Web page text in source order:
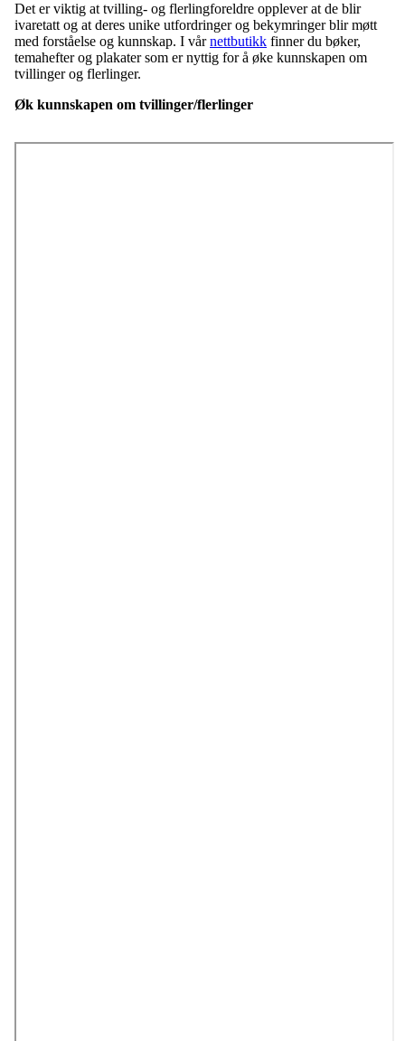
Det er viktig at tvilling- og flerlingforeldre opplever at de blir
ivaretatt og at deres unike utfordringer og bekymringer blir møtt
med forståelse og kunnskap. I vårnettbutikk finner du bøker,
temahefter og plakater som er nyttig for å øke kunnskapen om
tvillinger og flerlinger.
Øk kunnskapen om tvillinger/flerlinger